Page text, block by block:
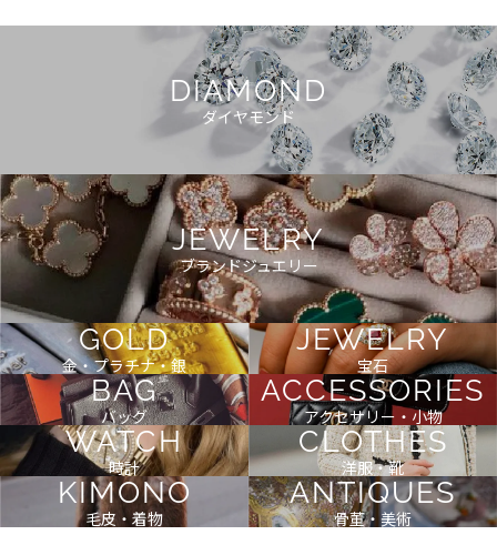
DIAMOND
ダイヤモンド
JEWELRY
ブランドジュエリー
GOLD
金・プラチナ・銀
JEWELRY
宝石
BAG
バッグ
ACCESSORIES
アクセサリー・小物
WATCH
時計
CLOTHES
洋服・靴
KIMONO
毛皮・着物
ANTIQUES
骨董・美術